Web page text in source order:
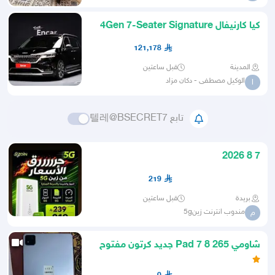
كيا كارنيفال 4Gen 7-Seater Signature
121,178
المدينة قبل ساعتين
ا الوكيل مصطفى - دكان مزاد
تابع 텔레@BSECRET7
7 8 2026
219
بريدة قبل ساعتين
م مندوب انترنت زين5g
شاومي Pad 7 8 265 جديد كرتون مفتوح